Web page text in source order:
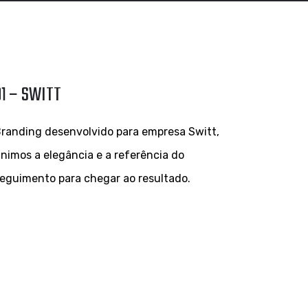
– SWITT
desenvolvido para empresa Switt,
a elegância e a referência do
para chegar ao resultado.